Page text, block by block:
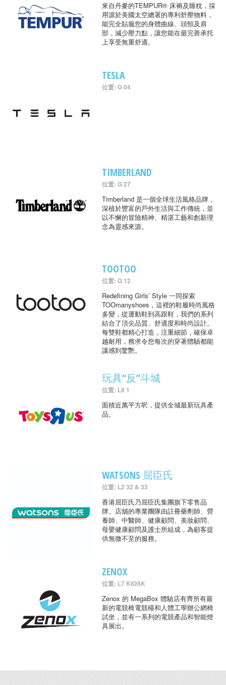
來自丹麥的TEMPUR® 床褥及睡枕，採
用源於美國太空總署的專利舒壓物料，
能完全貼服您的身體曲線、頭頸及肩
部，減少壓力點，讓您能在最完善承托
上享受無重舒適。
TESLA
位置: G 04
TIMBERLAND
位置: G 27
Timberland 是一個全球生活風格品牌，
深植於豐富的戶外生活與工作傳統，並
以不懈的冒險精神、精湛工藝和創新理
念為靈感來源。
TOOTOO
位置: G 12
Redefining Girls’ Style 一同探索
TOOmanyshoes，這裡的鞋履時尚風格
多變，從運動鞋到高跟鞋，我們的系列
結合了頂尖品質、舒適度和時尚設計。
每雙鞋都精心打造，注重細節，確保卓
越耐用，務求令您每次的穿著體驗都能
讓感到驚艷。
玩具“反”斗城
位置: L9 1
面積近萬平方呎，提供全城最新玩具產
品。
WATSONS 屈臣氏
位置: L2 32 & 33
香港屈臣氏乃屈臣氏集團旗下零售品
牌。店舖的專業團隊由註冊藥劑師、營
養師、中醫師、健康顧問、美妝顧問、
母嬰健康顧問及護士所組成，為顧客提
供無微不至的服務。
ZENOX
位置: L7 KIOSK
Zenox 的 MegaBox 體驗店有齊所有最
新的電競椅電競檯和人體工學辦公網椅
試坐，並有一系列的電競產品和智能燈
具展出。